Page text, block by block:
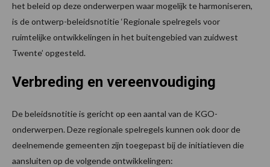
het beleid op deze onderwerpen waar mogelijk te harmoniseren,
is de ontwerp-beleidsnotitie ‘Regionale spelregels voor
ruimtelijke ontwikkelingen in het buitengebied van zuidwest
Twente’ opgesteld.
Verbreding en vereenvoudiging
De beleidsnotitie is gericht op een aantal van de KGO-
onderwerpen. Deze regionale spelregels kunnen ook door de
deelnemende gemeenten zijn toegepast bij de initiatieven die
aansluiten op de volgende ontwikkelingen: